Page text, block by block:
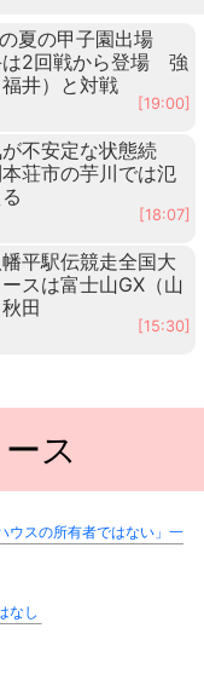
夏の甲子園出場
は2回戦から登場 強
井）と対戦
[19:00]
不安定な状態続
荘市の芋川では氾
[18:07]
平駅伝競走全国大
スは富士山GX（山
田
[15:30]
ス
ウスの所有者ではない」一
なし